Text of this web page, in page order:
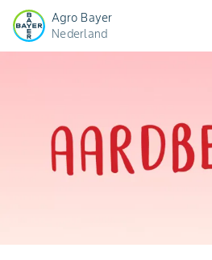
Agro Bayer
Nederland